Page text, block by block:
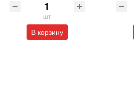
шт
В корзину